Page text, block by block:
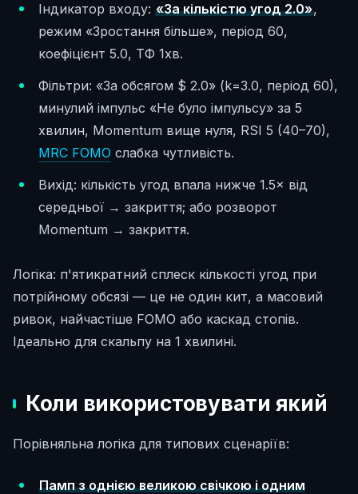
Індикатор входу: «За кількістю угод 2.0»,
режим «Зростання більше», період 60,
коефіцієнт 5.0, ТФ 1хв.
Фільтри: «За обсягом $ 2.0» (k=3.0, період 60),
минулий імпульс «Не було імпульсу» за 5
хвилин, Momentum вище нуля, RSI 5 (40–70),
MRC FOMO слабка чутливість.
Вихід: кількість угод впала нижче 1.5× від
середньої → закриття; або розворот
Momentum → закриття.
Логіка: п'ятикратний сплеск кількості угод при
потрійному обсязі — це не один кит, а масовий
ривок, найчастіше FOMO або каскад стопів.
Ідеально для скальпу на 1 хвилині.
Коли використовувати який
Порівняльна логіка для типових сценаріїв:
Памп з однією великою свічкою і одним